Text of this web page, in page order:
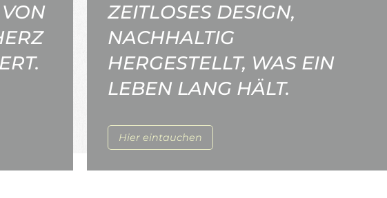
Hier eintauchen
ZEITLOSES DESIGN,
NACHHALTIG
HERGESTELLT, WAS EIN
LEBEN LANG HÄLT.